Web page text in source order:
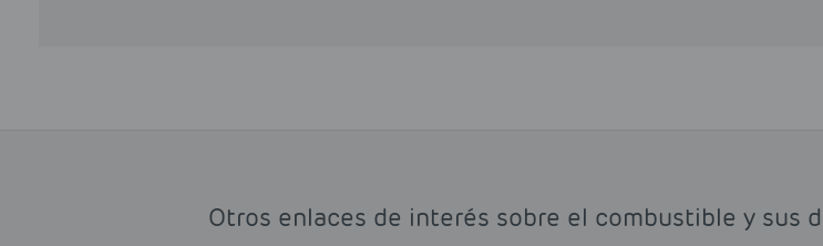
Otros enlaces de interés sobre el combustible y sus